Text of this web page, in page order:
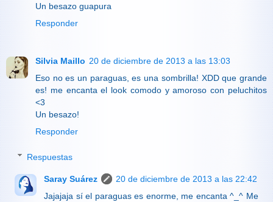
Un besazo guapura
Responder
Silvia Maillo 20 de diciembre de 2013 a las 13:03
Eso no es un paraguas, es una sombrilla! XDD que grande
es! me encanta el look comodo y amoroso con peluchitos
<3
Un besazo!
Responder
Respuestas
Saray Suárez
20 de diciembre de 2013 a las 22:42
Jajajaja sí el paraguas es enorme, me encanta ^_^ Me